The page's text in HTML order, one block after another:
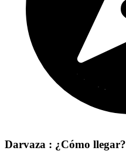
Darvaza : ¿Cómo llegar?